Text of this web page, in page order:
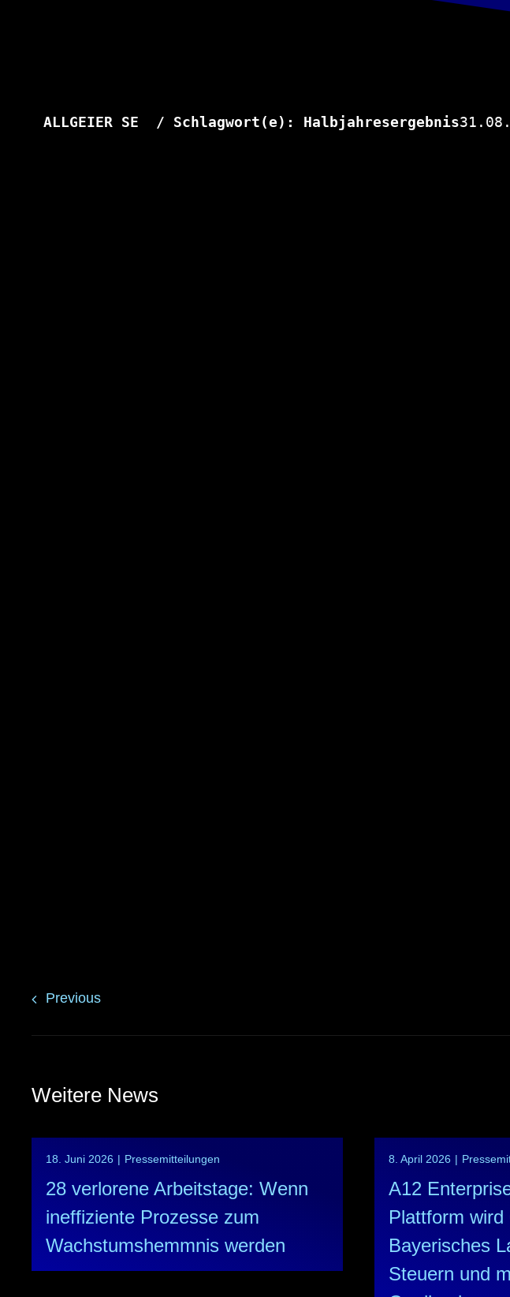
ALLGEIER SE  / Schlagwort(e): Halbjahresergebnis
Previous
Weitere News
18. Juni 2026 | Pressemitteilungen
28 verlorene Arbeitstage: Wenn
ineffiziente Prozesse zum
Wachstumshemmnis werden
8. April 2026 |
A12
Plattform
Bayerisches
Steuern und